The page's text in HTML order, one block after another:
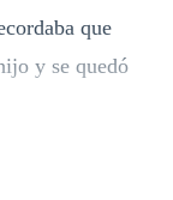
que
y se quedó